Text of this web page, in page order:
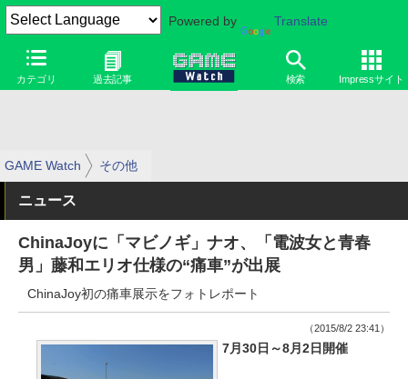
Powered by Translate
カテゴリ 過去記事 検索 Impressサイト
GAME Watch その他
ニュース
ChinaJoyに「マビノギ」ナオ、「電波女と青春
男」藤和エリオ仕様の“痛車”が出展
ChinaJoy初の痛車展示をフォトレポート
（2015/8/2 23:41）
7月30日～8月2日開催